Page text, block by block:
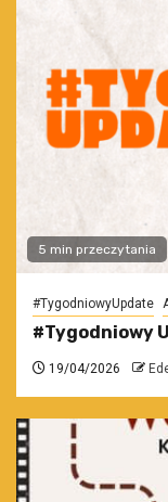
5 min przeczytania
#TygodniowyUpdate
#Tygodniowy
19/04/2026